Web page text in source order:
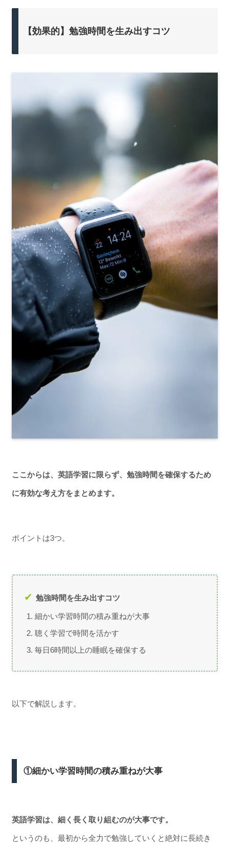
【効果的】勉強時間を生み出すコツ
ここからは、英語学習に限らず、勉強時間を確保するため
に有効な考え方をまとめます。
ポイントは3つ。
勉強時間を生み出すコツ
細かい学習時間の積み重ねが大事
聴く学習で時間を活かす
毎日6時間以上の睡眠を確保する
以下で解説します。
①細かい学習時間の積み重ねが大事
英語学習は、細く長く取り組むのが大事です。
というのも、最初から全力で勉強していくと絶対に長続き